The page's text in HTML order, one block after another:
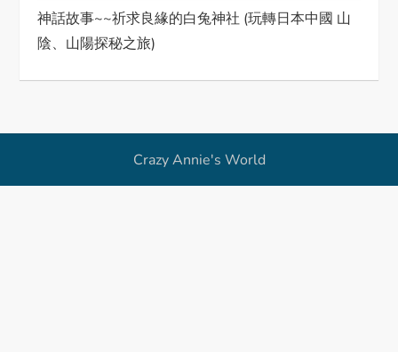
i
o
n
神話故事~~祈求良緣的白兔神社 (玩轉日本中國 山
陰、山陽探秘之旅)
Crazy Annie's World